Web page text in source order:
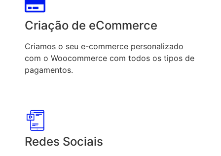
Criação de eCommerce
Criamos o seu e-commerce personalizado
com o Woocommerce com todos os tipos de
pagamentos.
Redes Sociais